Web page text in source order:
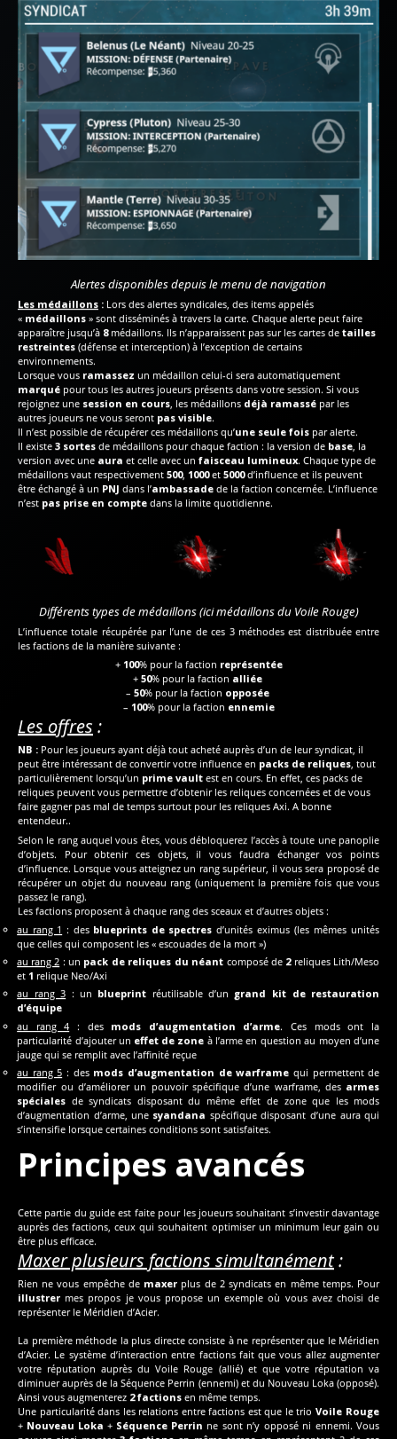
Alertes disponibles depuis le menu de navigation
Les médaillons : Lors des alertes syndicales, des items appelés
« médaillons » sont disséminés à travers la carte. Chaque alerte peut faire
apparaître jusqu’à 8médaillons. Ils n’apparaissent pas sur les cartes de tailles
restreintes (défense et interception) à l’exception de certains
environnements.
Lorsque vous ramassez un médaillon celui-ci sera automatiquement
marqué pour tous les autres joueurs présents dans votre session. Si vous
rejoignez une session en cours , les médaillons déjà ramassé par les
autres joueurs ne vous seront pas visible.
Il n’est possible de récupérer ces médaillons qu’une seule fois par alerte.
Il existe 3 sortes de médaillons pour chaque faction : la version de base , la
version avec une aura et celle avec un faisceau lumineux. Chaque type de
médaillons vaut respectivement 500, 1000et 5000d’influence et ils peuvent
être échangé à un PNJ dans l’ambassade de la faction concernée. L’influence
n’est pas prise en compte dans la limite quotidienne.
Différents types de médaillons (ici médaillons du Voile Rouge)
L’influence totale récupérée par l’une de ces 3 méthodes est distribuée entre
les factions de la manière suivante :
+ 100% pour la faction représentée
+ 50% pour la faction alliée
– 50% pour la faction opposée
– 100% pour la faction ennemie
Les offres :
NB : Pour les joueurs ayant déjà tout acheté auprès d’un de leur syndicat, il
peut être intéressant de convertir votre influence en packs de reliques , tout
particulièrement lorsqu’un prime vault est en cours. En effet, ces packs de
reliques peuvent vous permettre d’obtenir les reliques concernées et de vous
faire gagner pas mal de temps surtout pour les reliques Axi. A bonne
entendeur..
Selon le rang auquel vous êtes, vous débloquerez l’accès à toute une panoplie
d’objets. Pour obtenir ces objets, il vous faudra échanger vos points
d’influence. Lorsque vous atteignez un rang supérieur, il vous sera proposé de
récupérer un objet du nouveau rang (uniquement la première fois que vous
passez le rang).
Les factions proposent à chaque rang des sceaux et d’autres objets :
au rang 1 : des blueprints de spectres d’unités eximus (les mêmes unités
que celles qui composent les « escouades de la mort »)
au rang 2 : un pack de reliques du néant composé de 2reliques Lith/Meso
et 1 relique Neo/Axi
au rang 3 : un blueprint réutilisable d’un grand kit de restauration
d’équipe
au rang 4 : des mods d’augmentation d’arme. Ces mods ont la
particularité d’ajouter un effet de zone à l’arme en question au moyen d’une
jauge qui se remplit avec l’affinité reçue
au rang 5 : des mods d’augmentation de warframe qui permettent de
modifier ou d’améliorer un pouvoir spécifique d’une warframe, des armes
spéciales de syndicats disposant du même effet de zone que les mods
d’augmentation d’arme, une syandana spécifique disposant d’une aura qui
s’intensifie lorsque certaines conditions sont satisfaites.
Principes avancés
Cette partie du guide est faite pour les joueurs souhaitant s’investir davantage
auprès des factions, ceux qui souhaitent optimiser un minimum leur gain ou
être plus efficace.
Maxer plusieurs factions simultanément:
Rien ne vous empêche de maxer plus de 2 syndicats en même temps. Pour
illustrer mes propos je vous propose un exemple où vous avez choisi de
représenter le Méridien d’Acier.
La première méthode la plus directe consiste à ne représenter que le Méridien
d’Acier. Le système d’interaction entre factions fait que vous allez augmenter
votre réputation auprès du Voile Rouge (allié) et que votre réputation va
diminuer auprès de la Séquence Perrin (ennemi) et du Nouveau Loka (opposé).
Ainsi vous augmenterez 2 factions en même temps.
Une particularité dans les relations entre factions est que le trio Voile Rouge
+ Nouveau Loka + Séquence Perrin ne sont n’y opposé ni ennemi. Vous